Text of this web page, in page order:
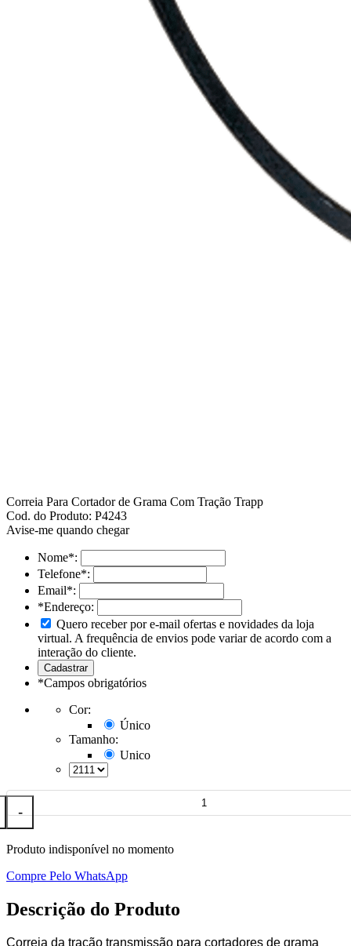
Correia Para Cortador de Grama Com Tração Trapp
Cod. do Produto: P4243
Avise-me quando chegar
Nome*:
Telefone*:
Email*:
*Endereço:
Quero receber por e-mail ofertas e novidades da loja
virtual. A frequência de envios pode variar de acordo com a
interação do cliente.
*Campos obrigatórios
Cor:
Único
Tamanho:
Unico
-
Produto indisponível no momento
Compre Pelo WhatsApp
Descrição do Produto
Correia da tração transmissão para cortadores de grama